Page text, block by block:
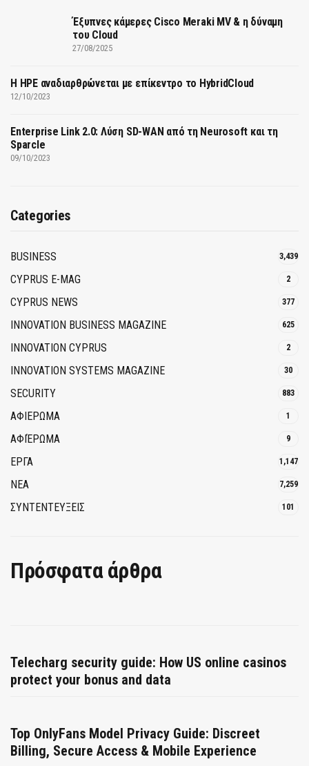
Έξυπνες κάμερες Cisco Meraki MV & η δύναμη
του Cloud
27/08/2025
H HPE αναδιαρθρώνεται με επίκεντρο το HybridCloud
12/10/2023
Enterprise Link 2.0: Λύση SD-WAN από τη Neurosoft και τη
Sparcle
09/10/2023
Categories
BUSINESS 3,439
CYPRUS E-MAG 2
CYPRUS NEWS 377
INNOVATION BUSINESS MAGAZINE 625
INNOVATION CYPRUS 2
INNOVATION SYSTEMS MAGAZINE 30
SECURITY 883
ΑΦΙΕΡΩΜΑ 1
ΑΦΙΈΡΩΜΑ 9
ΕΡΓΑ 1,147
ΝΕΑ 7,259
ΣΥΝΤΕΝΤΕΥΞΕΙΣ 101
Πρόσφατα άρθρα
Telecharg security guide: How US online casinos
protect your bonus and data
Top OnlyFans Model Privacy Guide: Discreet
Billing, Secure Access & Mobile Experience